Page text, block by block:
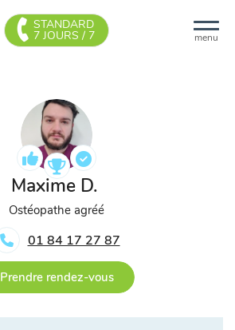
menu
STANDARD
7 JOURS / 7
Maxime D.
Ostéopathe agréé
01 84 17 27 87
Prendre rendez-vous